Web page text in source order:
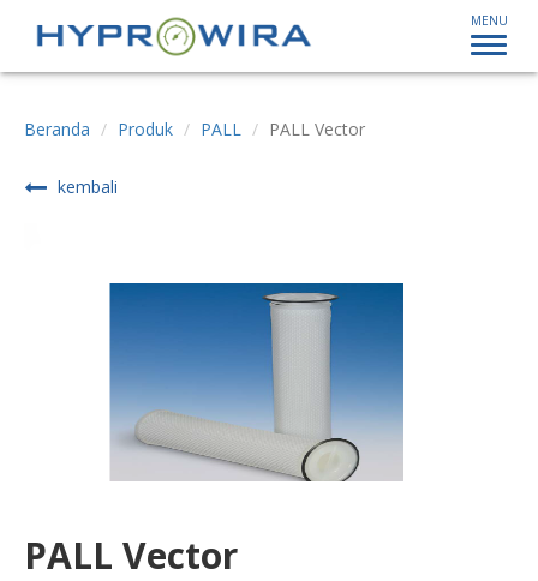
MENU
Beranda Produk PALL PALL Vector
kembali
PALL Vector